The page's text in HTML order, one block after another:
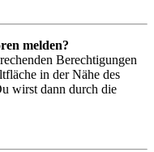
melden?
Berechtigungen
in der Nähe des
wirst dann durch die